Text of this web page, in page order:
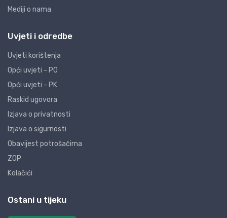
Mediji o nama
Uvjeti i odredbe
Uvjeti korištenja
Opći uvjeti - PO
Opći uvjeti - PK
Raskid ugovora
Izjava o privatnosti
Izjava o sigurnosti
Obavijest potrošačima
ZOP
Kolačići
Ostani u tijeku